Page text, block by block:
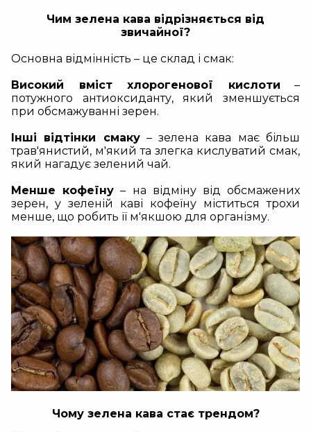
Чим зелена кава відрізняється від
звичайної?
Основна відмінність – це склад і смак:
Високий вміст хлорогенової кислоти –
потужного антиоксиданту, який зменшується
при обсмажуванні зерен.
Інші відтінки смаку– зелена кава має більш
трав'янистий, м'який та злегка кислуватий смак,
який нагадує зелений чай.
Менше кофеїну – на відміну від обсмажених
зерен, у зеленій каві кофеїну міститься трохи
менше, що робить її м'якшою для організму.
Чому зелена кава стає трендом?